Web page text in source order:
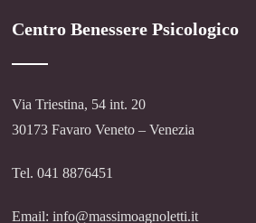
Centro Benessere Psicologico
Via Triestina, 54 int. 20
30173 Favaro Veneto – Venezia
Tel. 041 8876451
Email: info@massimoagnoletti.it